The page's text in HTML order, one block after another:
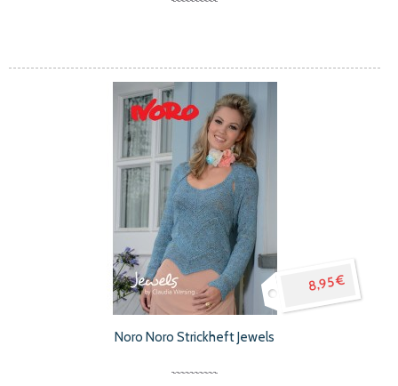
8,95 €
Noro Noro Strickheft Jewels